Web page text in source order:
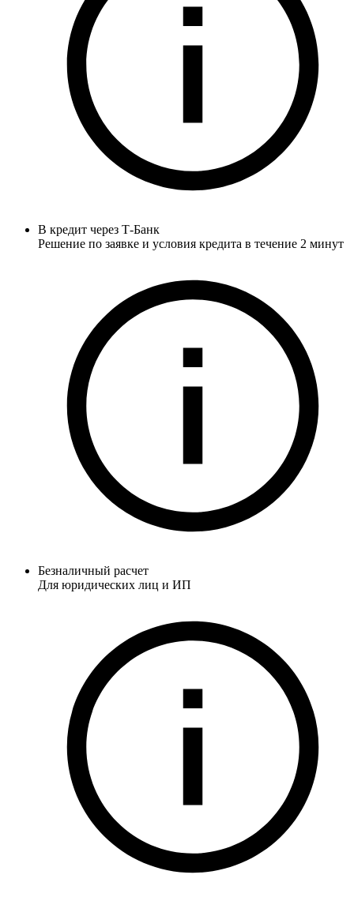
В кредит через Т-Банк
Решение по заявке и условия кредита в течение 2 минут
Безналичный расчет
Для юридических лиц и ИП